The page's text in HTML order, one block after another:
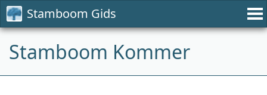
Stamboom Gids
Stamboom Kommer